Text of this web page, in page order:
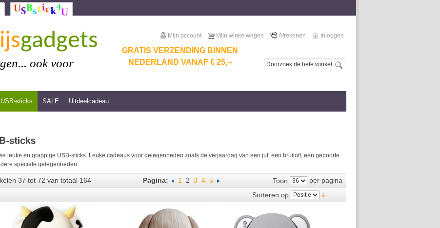
gadgets
ook voor
GRATIS VERZENDING BINNEN
NEDERLAND VANAF € 25,--
Mijn account Mijn winkelwagen Afrekenen Inloggen
USB-sticks SALE Uitdeelcadeau
leuke en grappige USB-sticks. Leuke cadeaus voor gelegenheden zoals de verjaardag van een juf, een bruiloft, een geboorte
speciale gelegenheden.
37 tot 72 van totaal 164 Toon per pagina
Pagina: 1 2 3 4 5
Sorteren op